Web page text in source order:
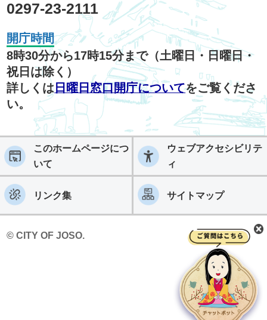
0297-23-2111
開庁時間
8時30分から17時15分まで（土曜日・日曜日・
祝日は除く）
詳しくは 日曜日窓口開庁についてをご覧くださ
い。
このホームページにつ
いて
ウェブアクセシビリテ
ィ
リンク集 サイトマップ
© CITY OF JOSO.